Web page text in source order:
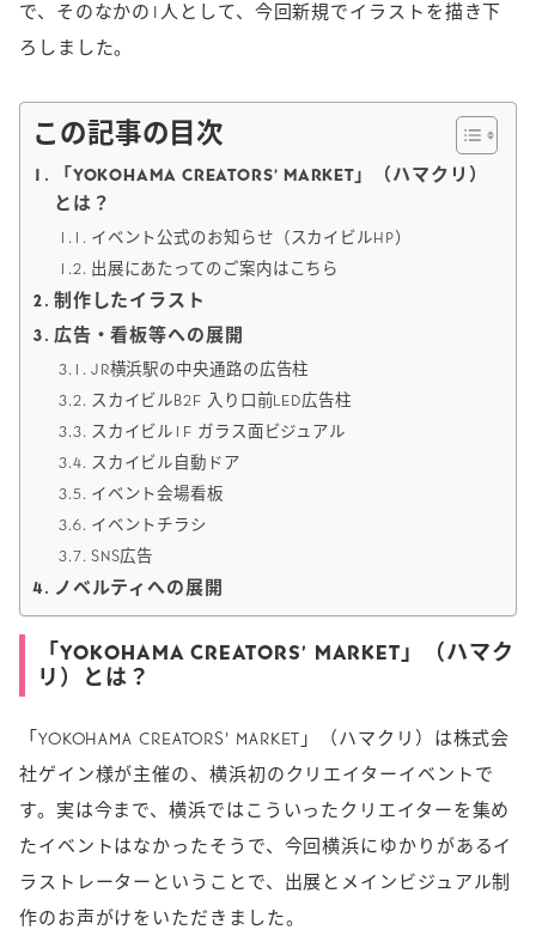
で、そのなかの1人として、今回新規でイラストを描き下
ろしました。
この記事の目次
「YOKOHAMA CREATORS’ MARKET」（ハマクリ）
とは？
イベント公式のお知らせ（スカイビルHP）
出展にあたってのご案内はこちら
制作したイラスト
広告・看板等への展開
JR横浜駅の中央通路の広告柱
スカイビルB2F 入り口前LED広告柱
スカイビル1F ガラス面ビジュアル
スカイビル自動ドア
イベント会場看板
イベントチラシ
SNS広告
ノベルティへの展開
「YOKOHAMA CREATORS’ MARKET」（ハマク
リ）とは？
「YOKOHAMA CREATORS’ MARKET」（ハマクリ）は株式会
社ゲイン様が主催の、横浜初のクリエイターイベントで
す。実は今まで、横浜ではこういったクリエイターを集め
たイベントはなかったそうで、今回横浜にゆかりがあるイ
ラストレーターということで、出展とメインビジュアル制
作のお声がけをいただきました。